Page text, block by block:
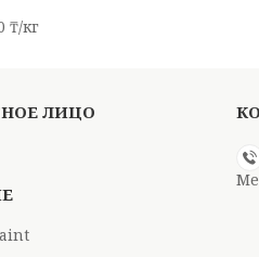
₸/кг